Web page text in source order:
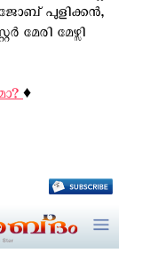
ജോബ് പുളിക്കൻ,
മേഴ്സി
♦️